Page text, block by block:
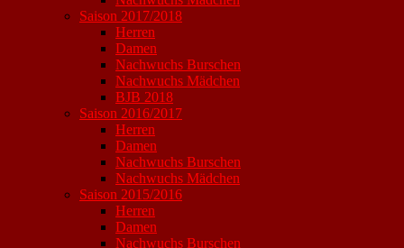
Saison 2017/2018
Herren
Damen
Nachwuchs Burschen
Nachwuchs Mädchen
BJB 2018
Saison 2016/2017
Herren
Damen
Nachwuchs Burschen
Nachwuchs Mädchen
Saison 2015/2016
Herren
Damen
Nachwuchs Burschen